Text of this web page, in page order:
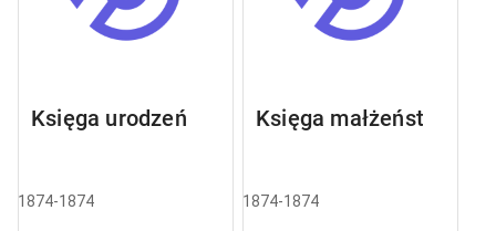
Księga urodzeń
1874-1874
Księga małżeństw
1874-1874